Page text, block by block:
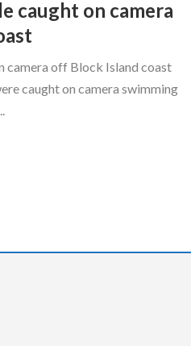
caught on camera
camera off Block Island coast
caught on camera swimming